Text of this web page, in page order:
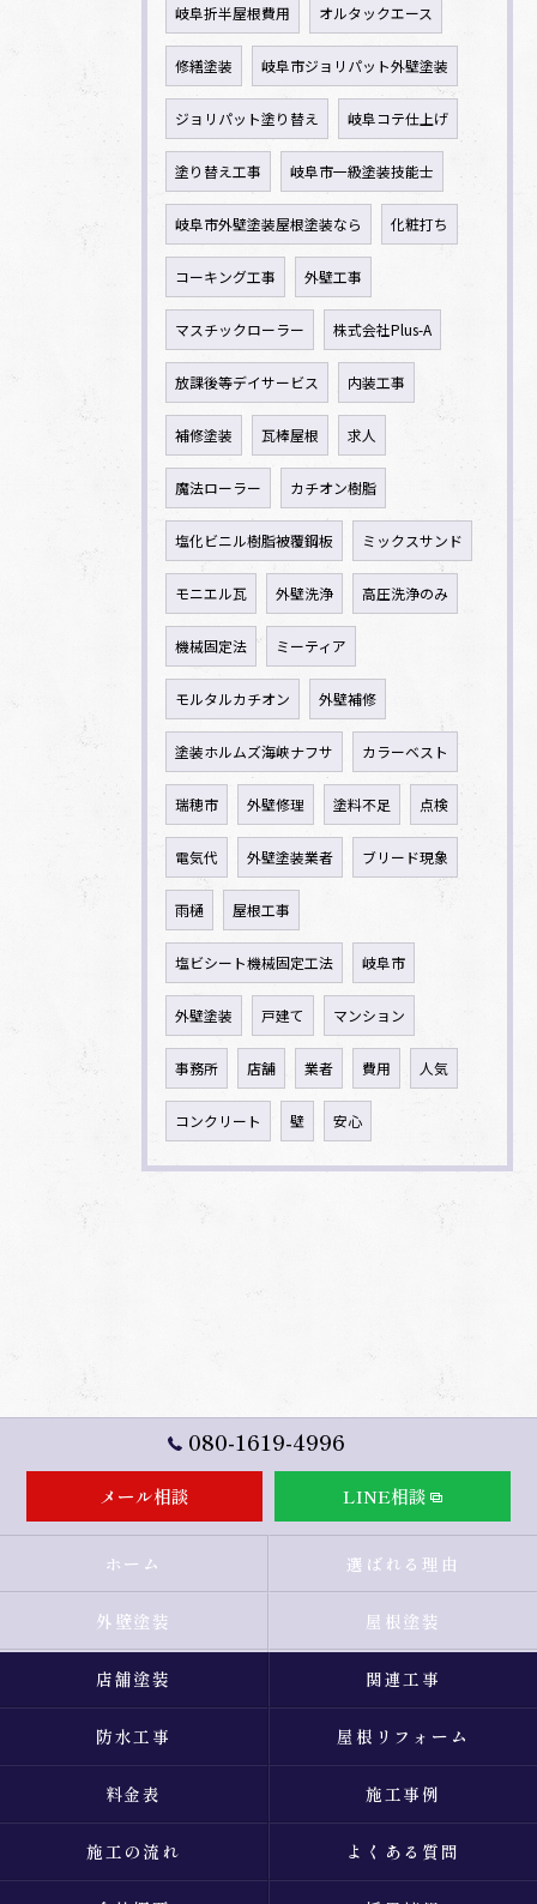
岐阜折半屋根費用 オルタックエース
修繕塗装 岐阜市ジョリパット外壁塗装
ジョリパット塗り替え 岐阜コテ仕上げ
塗り替え工事 岐阜市一級塗装技能士
岐阜市外壁塗装屋根塗装なら 化粧打ち
コーキング工事 外壁工事
マスチックローラー 株式会社Plus-A
放課後等デイサービス 内装工事
補修塗装 瓦棒屋根 求人
魔法ローラー カチオン樹脂
塩化ビニル樹脂被覆鋼板 ミックスサンド
モニエル瓦 外壁洗浄 高圧洗浄のみ
機械固定法 ミーティア
モルタルカチオン 外壁補修
塗装ホルムズ海峡ナフサ カラーベスト
瑞穂市 外壁修理 塗料不足 点検
電気代 外壁塗装業者 ブリード現象
雨樋 屋根工事
塩ビシート機械固定工法 岐阜市
外壁塗装 戸建て マンション
事務所 店舗 業者 費用 人気
コンクリート 壁 安心
080-1619-4996
メール相談 LINE相談
ホーム 選ばれる理由
外壁塗装 屋根塗装
店舗塗装 関連工事
防水工事 屋根リフォーム
料金表 施工事例
施工の流れ よくある質問